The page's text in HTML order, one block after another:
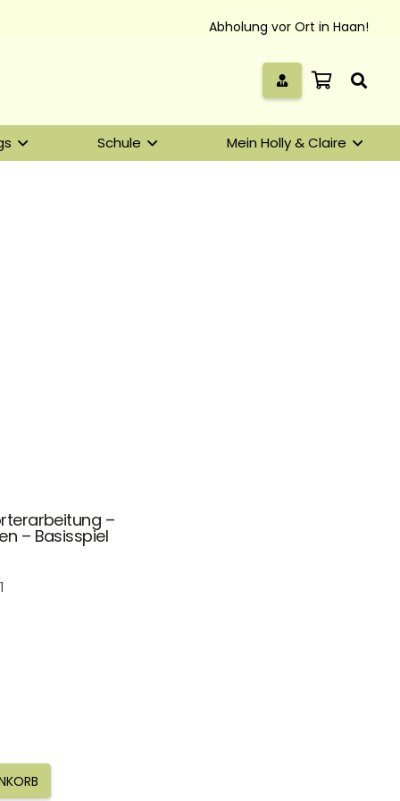
Abholung vor Ort in Haan!
Schule Mein Holly & Claire
–
– Basisspiel